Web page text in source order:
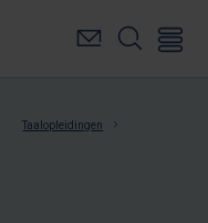
Taalopleidingen